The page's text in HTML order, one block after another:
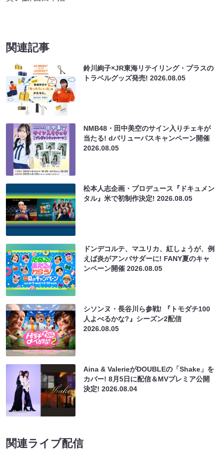
関連記事
鈴川絢子×JR東海リテイリング・プラスの
トラベルグッズ発売!2026.08.05
NMB48・田中美空のサイン入りチェキが
当たる! dバリューパスキャンペーン開催
2026.08.05
松本人志企画・プロデュース『ドキュメン
タル』米で初制作決定!2026.08.05
ドンデコルテ、マユリカ、紅しょうが、例
えば炎がアンバサダーに! FANY夏のキャ
ンペーン開催2026.08.05
シソンヌ・長谷川ら参戦! 『トモダチ100
人よべるかな?』シーズン2配信
2026.08.05
Aina & ValerieがDOUBLEの「Shake」を
カバー! 8月5日に配信＆MVプレミア公開
決定!2026.08.04
関連ライブ配信